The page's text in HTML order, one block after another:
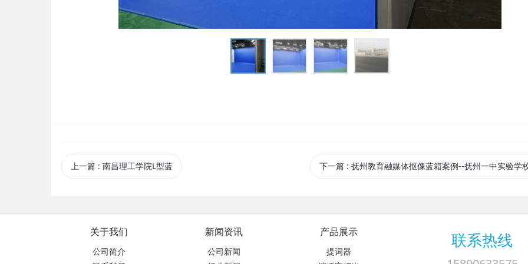
上一篇 : 南昌理工学院L型蓝 下一篇 : 抚州教育融媒体抠像蓝箱案例--抚州一中实验学校L型蓝箱及灯光悬挂
关于我们
公司简介
新闻资讯
公司新闻
产品展示
提词器
联系热线